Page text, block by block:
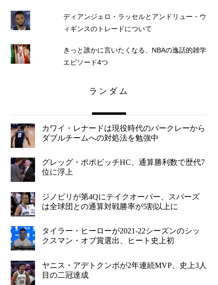
ディアンジェロ・ラッセルとアンドリュー・ウ
ィギンスのトレードについて
きっと誰かに言いたくなる、NBAの逸話的雑学
エピソード4つ
ランダム
カワイ・レナードは現役時代のバークレーから
ダブルチームへの対処法を勉強中
グレッグ・ポポビッチHC、通算勝利数で歴代7
位に浮上
ジノビリが第4Qにテイクオーバー、スパーズ
は全球団との通算対戦勝率が5割以上に
タイラー・ヒーローが2021-22シーズンのシッ
クスマン・オブ賞選出、ヒート史上初
ヤニス・アデトクンボが2年連続MVP、史上3人
目の二冠達成